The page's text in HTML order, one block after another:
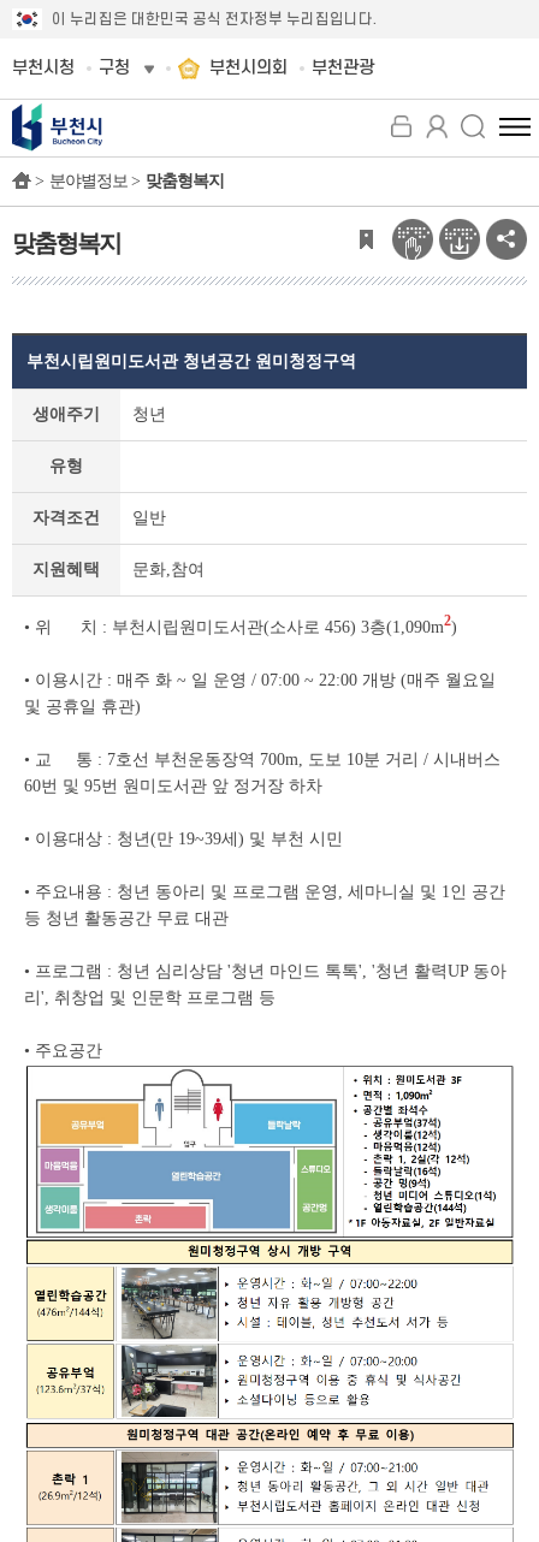
이 누리집은 대한민국 공식 전자정부 누리집입니다.
부천시청 구청 부천시의회 부천관광
전
체
뉴
보
기
> 분야별정보 > 맞춤형복지
맞춤형복지
지
세
회
부천시립원미도서관 청년공간 원미청정구역
생애주기 청년
유형
자격조건 일반
지원혜택 문화,참여
• 위 치 : 부천시립원미도서관(소사로 456) 3층(1,090m2)
• 이용시간 : 매주 화 ~ 일 운영 / 07:00 ~ 22:00 개방 (매주 월요일
및 공휴일 휴관)
• 교 통 : 7호선 부천운동장역 700m, 도보 10분 거리 / 시내버스
60번 및 95번 원미도서관 앞 정거장 하차
• 이용대상 : 청년(만 19~39세) 및 부천 시민
• 주요내용 : 청년 동아리 및 프로그램 운영, 세마니실 및 1인 공간
등 청년 활동공간 무료 대관
• 프로그램 : 청년 심리상담 '청년 마인드 톡톡', '청년 활력UP 동아
리', 취창업 및 인문학 프로그램 등
• 주요공간